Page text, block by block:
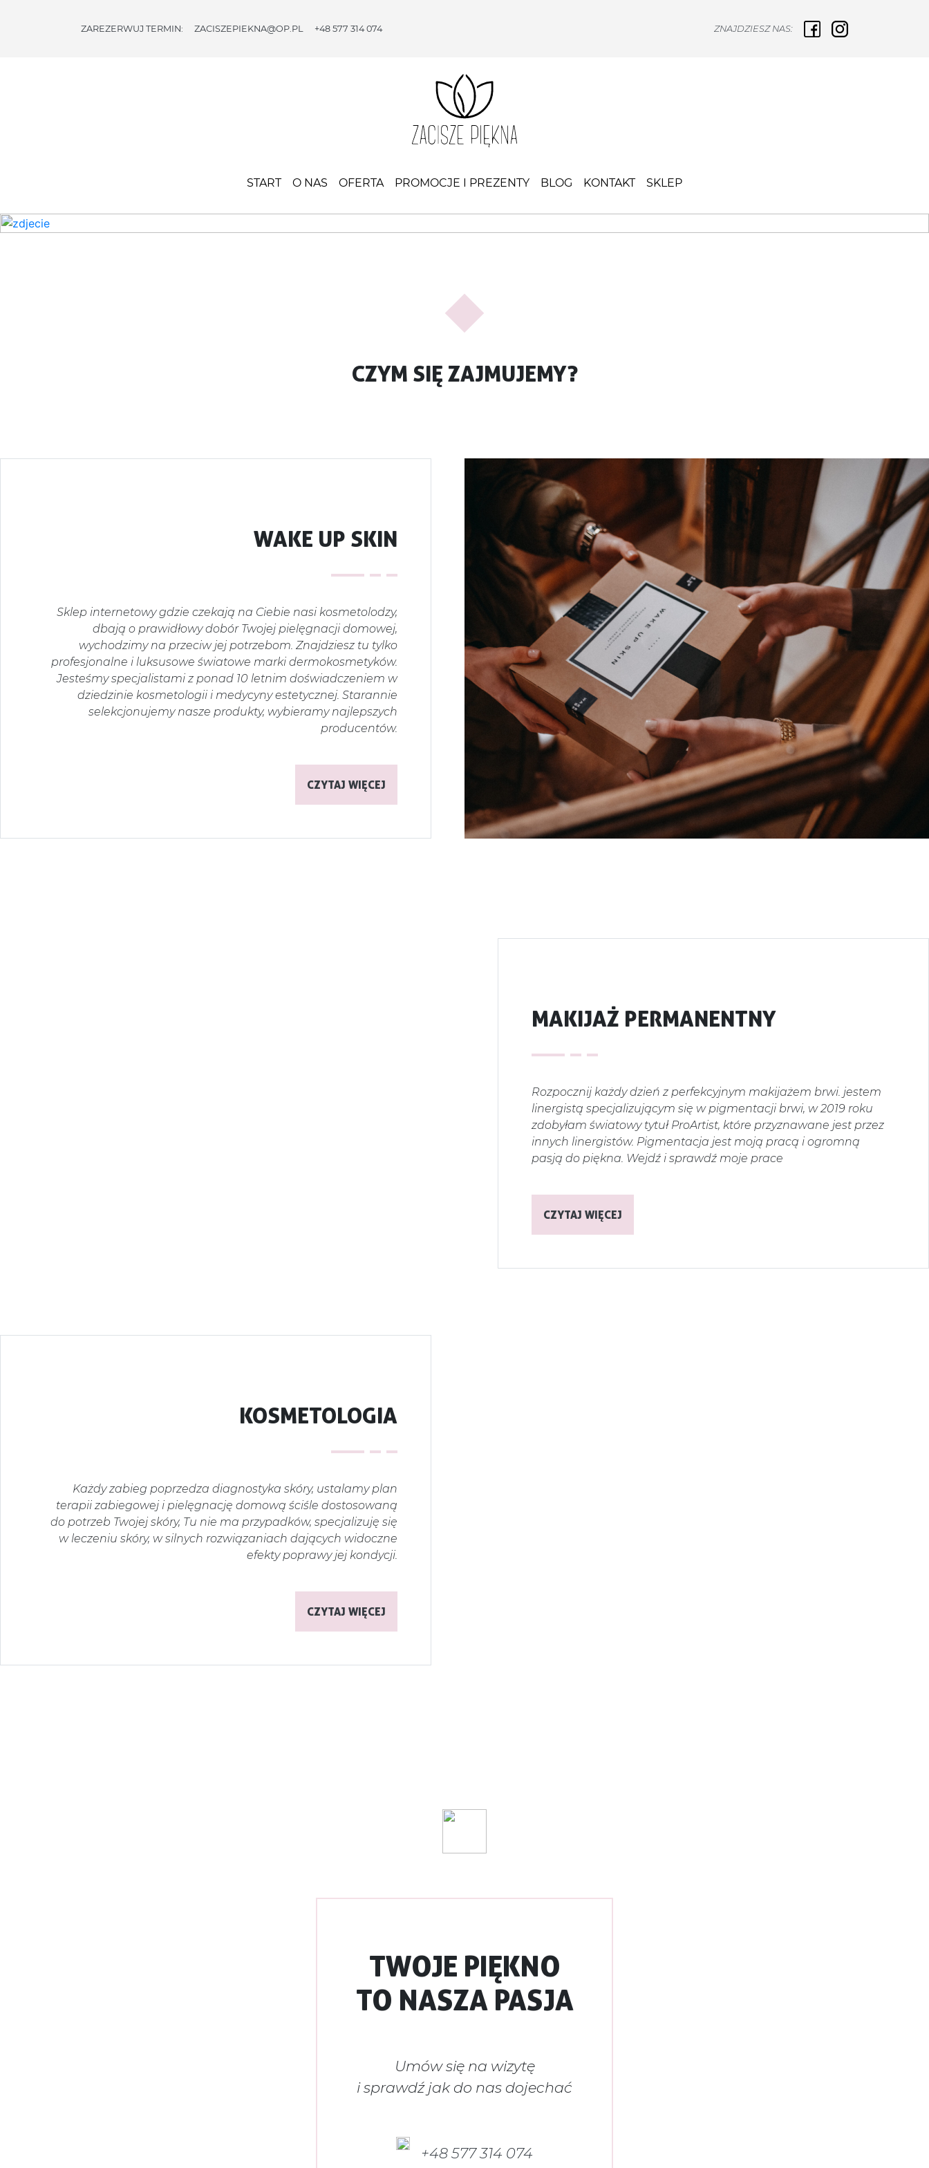
ZAREZERWUJ TERMIN: ZACISZEPIEKNA@OP.PL +48 577 314 074 ZNAJDZIESZ NAS:
START O NAS OFERTA PROMOCJE I PREZENTY BLOG KONTAKT SKLEP
BLOG
Previous Next
CZYM SIĘ ZAJMUJEMY?
WAKE UP SKIN
Sklep internetowy gdzie czekają na Ciebie nasi kosmetolodzy,
dbają o prawidłowy dobór Twojej pielęgnacji domowej,
wychodzimy na przeciw jej potrzebom. Znajdziesz tu tylko
profesjonalne i luksusowe światowe marki dermokosmetyków.
Jesteśmy specjalistami z ponad 10 letnim doświadczeniem w
dziedzinie kosmetologii i medycyny estetycznej. Starannie
selekcjonujemy nasze produkty, wybieramy najlepszych
producentów.
CZYTAJ WIĘCEJ
MAKIJAŻ PERMANENTNY
Rozpocznij każdy dzień z perfekcyjnym makijażem brwi. jestem
linergistą specjalizującym się w pigmentacji brwi, w 2019 roku
zdobyłam światowy tytuł ProArtist, które przyznawane jest przez
innych linergistów. Pigmentacja jest moją pracą i ogromną
pasją do piękna. Wejdź i sprawdź moje prace
CZYTAJ WIĘCEJ
KOSMETOLOGIA
Każdy zabieg poprzedza diagnostyka skóry, ustalamy plan
terapii zabiegowej i pielęgnację domową ściśle dostosowaną
do potrzeb Twojej skóry, Tu nie ma przypadków, specjalizuję się
w leczeniu skóry, w silnych rozwiązaniach dających widoczne
efekty poprawy jej kondycji.
CZYTAJ WIĘCEJ
TWOJE PIĘKNO
TO NASZA PASJA
Umów się na wizytę
i sprawdź jak do nas dojechać
+48 577 314 074